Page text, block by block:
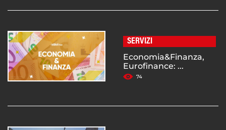
SERVIZI
Economia&Finanza,
Eurofinance: ...
74